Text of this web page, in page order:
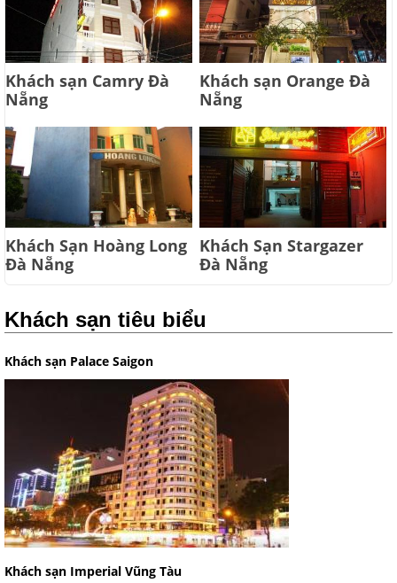
Khách sạn Camry Đà
Nẵng
Khách sạn Orange Đà
Nẵng
Khách Sạn Hoàng Long
Đà Nẵng
Khách Sạn Stargazer
Đà Nẵng
Khách sạn tiêu biểu
Khách sạn Palace Saigon
Khách sạn Imperial Vũng Tàu